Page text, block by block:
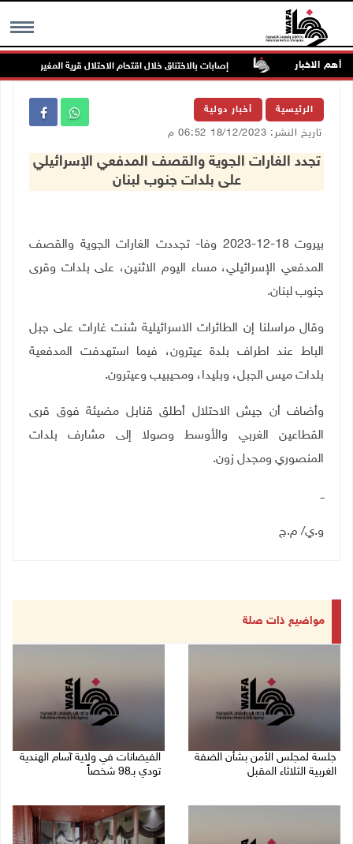
MENU أهم الاخبار
بالخطر إصابات بالاختناق خلال اقتحام الاحتلال قرية المغير
الرئيسية أخبار دولية
تاريخ النشر: 18/12/2023 06:52 م
تجدد الغارات الجوية والقصف المدفعي الإسرائيلي
على بلدات جنوب لبنان
بيروت 18-12-2023 وفا- تجددت الغارات الجوية والقصف
المدفعي الإسرائيلي، مساء اليوم الاثنين، على بلدات وقرى
جنوب لبنان.
وقال مراسلنا إن الطائرات الاسرائيلية شنت غارات على جبل
الباط عند اطراف بلدة عيترون، فيما استهدفت المدفعية
بلدات ميس الجبل، وبليدا، ومحيبيب وعيترون.
وأضاف أن جيش الاحتلال أطلق قنابل مضيئة فوق قرى
القطاعين الغربي والأوسط وصولا إلى مشارف بلدات
المنصوري ومجدل زون.
ــ
و.ي/ م.ج
مواضيع ذات صلة
جلسة لمجلس الأمن بشأن الضفة
الغربية الثلاثاء المقبل
الفيضانات في ولاية آسام الهندية
تودي بـ98 شخصاً